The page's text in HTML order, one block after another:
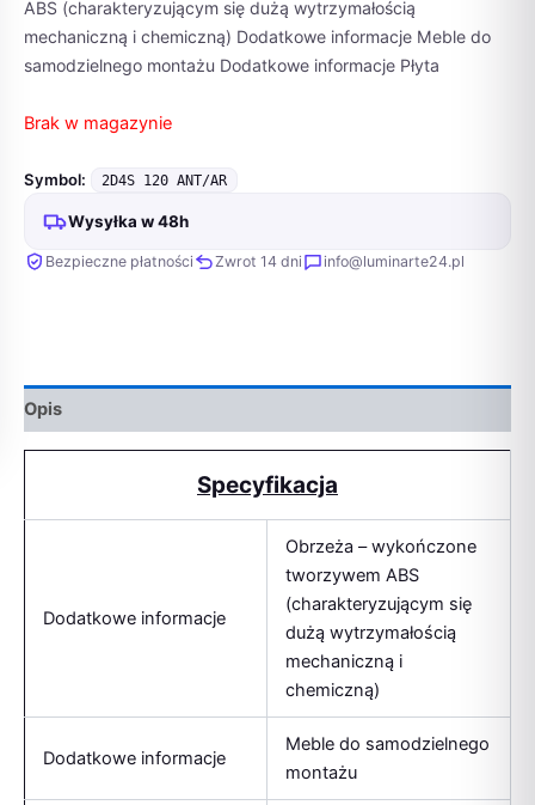
ABS (charakteryzującym się dużą wytrzymałością
mechaniczną i chemiczną) Dodatkowe informacje Meble do
samodzielnego montażu Dodatkowe informacje Płyta
Brak w magazynie
Symbol: 2D4S 120 ANT/AR
Wysyłka w 48h
Bezpieczne płatności Zwrot 14 dni info@luminarte24.pl
Opis
Specyfikacja
Dodatkowe informacje
Obrzeża – wykończone
tworzywem ABS
(charakteryzującym się
dużą wytrzymałością
mechaniczną i
chemiczną)
Dodatkowe informacje
Meble do samodzielnego
montażu